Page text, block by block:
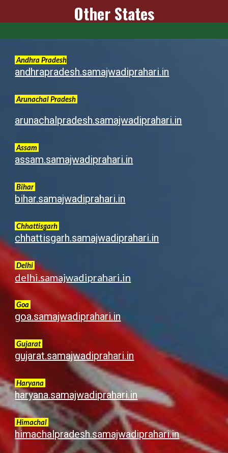
Other States
Andhra Pradesh
andhrapradesh.samajwadiprahari.in
ArunachalPradesh
arunachalpradesh.samajwadiprahari.in
Assam
assam.samajwadiprahari.in
Bihar
bihar.samajwadiprahari.in
Chhattisgarh
chhattisgarh.samajwadiprahari.in
Delhi
delhi.samajwadiprahari.in
Goa
goa.samajwadiprahari.in
Gujarat
gujarat.samajwadiprahari.in
Haryana
haryana.samajwadiprahari.in
Himachal
himachalpradesh.samajwadiprahari.in